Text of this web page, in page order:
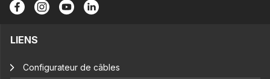
LIENS
Configurateur de câbles